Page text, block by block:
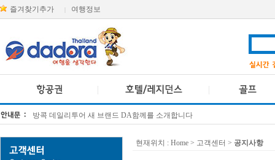
즐겨찾기추가 여행정보
방콕 데일리투어 새 브랜드 DA함께를 소개합니다
현재위치 : Home > 고객센터 > 공지사항